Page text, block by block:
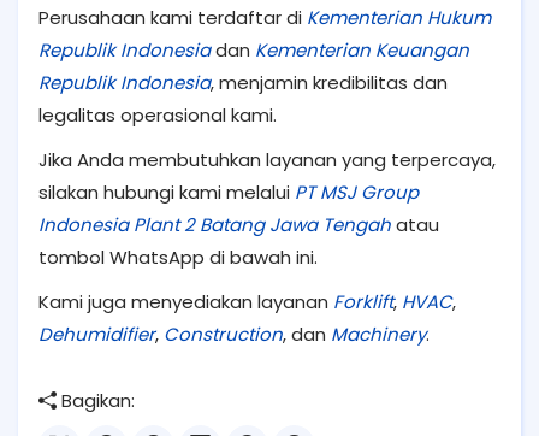
Perusahaan kami terdaftar di Kementerian Hukum
Republik Indonesiadan Kementerian Keuangan
Republik Indonesia, menjamin kredibilitas dan
legalitas operasional kami.
Jika Anda membutuhkan layanan yang terpercaya,
silakan hubungi kami melalui PT MSJ Group
Indonesia Plant 2 Batang Jawa Tengahatau
tombol WhatsApp di bawah ini.
Kami juga menyediakan layanan Forklift, HVAC,
Dehumidifier, Construction, dan Machinery.
Bagikan: